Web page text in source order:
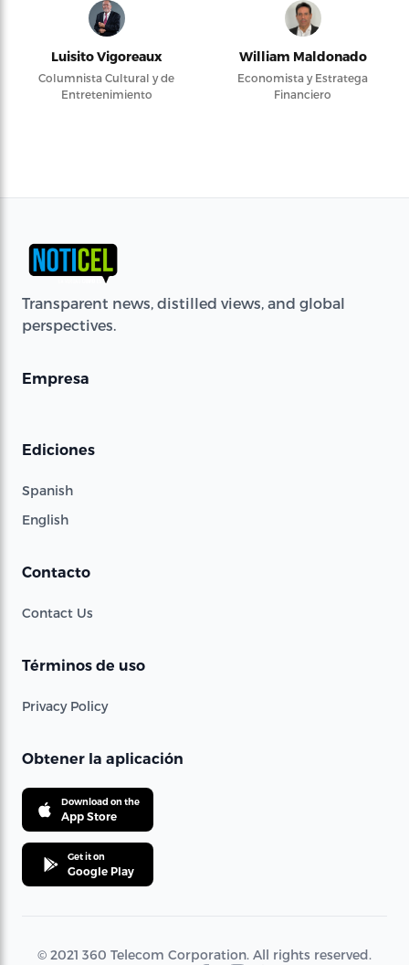
Luisito Vigoreaux
Columnista Cultural y de
Entretenimiento
William Maldonado
Economista y Estratega
Financiero
Transparent news, distilled views, and global
perspectives.
Empresa
Ediciones
Spanish
English
Contacto
Contact Us
Términos de uso
Privacy Policy
Obtener la aplicación
Download on the
App Store
Get it on
Google Play
© 2021 360 Telecom Corporation. All rights reserved.